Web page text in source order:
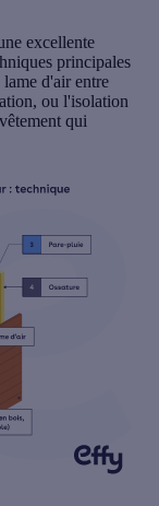
excellente
principales
d'air entre
ou l'isolation
qui